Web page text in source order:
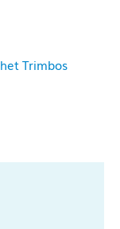
het Trimbos